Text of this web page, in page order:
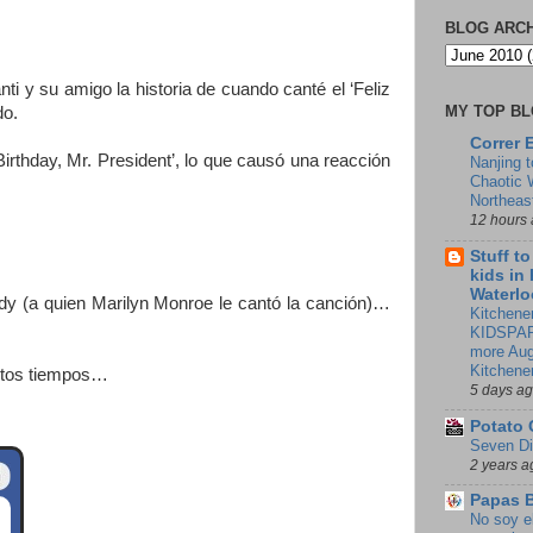
y su amigo la historia de cuando canté el ‘Feliz
Mr. President’, lo que causó una reacción
(a quien Marilyn Monroe le cantó la canción)…
tiempos…
BLOG
MY TOP
Correr
Nanjing
Chaotic
12 hours
Stuff
kids in
more
5 days
Potato
Seven
2 years
Papas
No soy